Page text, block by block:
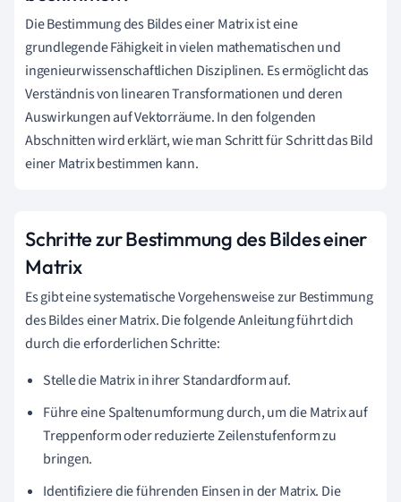
Die Bestimmung des Bildes einer Matrix ist eine
grundlegende Fähigkeit in vielen mathematischen und
ingenieurwissenschaftlichen Disziplinen. Es ermöglicht das
Verständnis von linearen Transformationen und deren
Auswirkungen auf Vektorräume. In den folgenden
Abschnitten wird erklärt, wie man Schritt für Schritt das Bild
einer Matrix bestimmen kann.
Schritte zur Bestimmung des Bildes einer
Matrix
Es gibt eine systematische Vorgehensweise zur Bestimmung
des Bildes einer Matrix. Die folgende Anleitung führt dich
durch die erforderlichen Schritte:
Stelle die Matrix in ihrer Standardform auf.
Führe eine Spaltenumformung durch, um die Matrix auf
Treppenform oder reduzierte Zeilenstufenform zu
bringen.
Identifiziere die führenden Einsen in der Matrix. Die